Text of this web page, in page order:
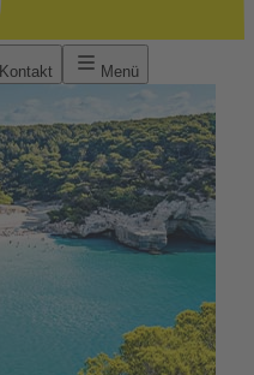
Kontakt Menü